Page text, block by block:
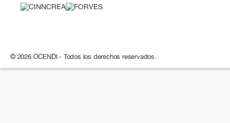
© 2026 OCENDI - Todos los derechos reservados.